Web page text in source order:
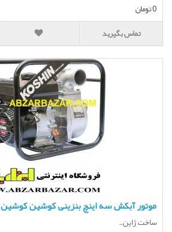
0 تومان
تماس بگیرید
موتور آبکش سه اینچ بنزینی کوشین کوشین KOSHIN KOSHIN
ساخت ژاپن..